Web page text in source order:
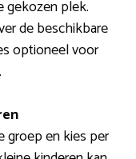
gekozen plek.
de beschikbare
optioneel voor
groep en kies per